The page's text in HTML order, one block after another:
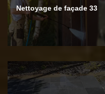
Nettoyage de façade 33